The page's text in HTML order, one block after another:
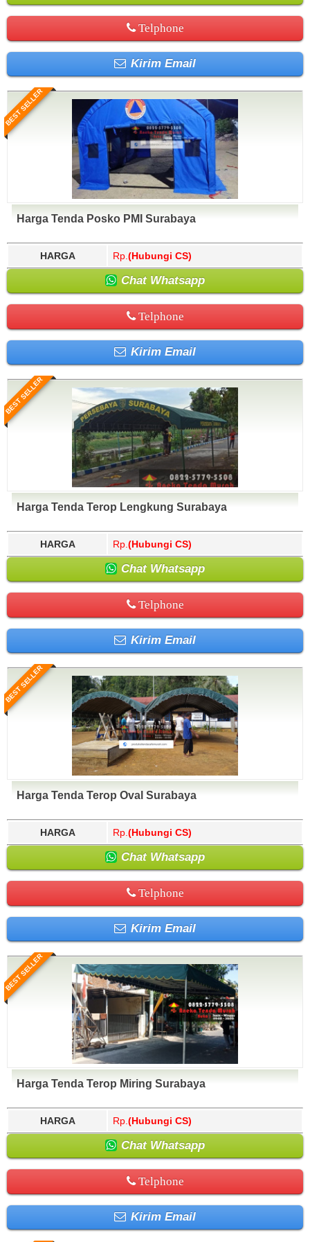
Telphone
Kirim Email
BEST SELLER
Harga Tenda Posko PMI Surabaya
HARGA Rp. (Hubungi CS)
Chat Whatsapp
Telphone
Kirim Email
BEST SELLER
Harga Tenda Terop Lengkung Surabaya
HARGA Rp. (Hubungi CS)
Chat Whatsapp
Telphone
Kirim Email
BEST SELLER
Harga Tenda Terop Oval Surabaya
HARGA Rp. (Hubungi CS)
Chat Whatsapp
Telphone
Kirim Email
BEST SELLER
Harga Tenda Terop Miring Surabaya
HARGA Rp. (Hubungi CS)
Chat Whatsapp
Telphone
Kirim Email